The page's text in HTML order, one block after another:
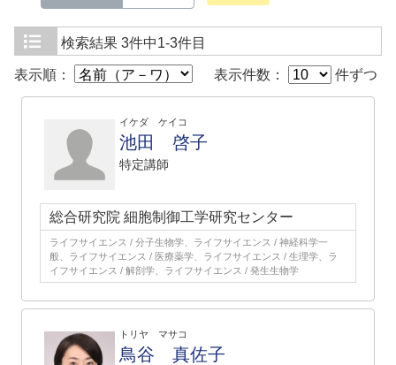
検索結果 3件中1-3件目
表示順： 表示件数： 件ずつ
イケダ ケイコ
池田 啓子
特定講師
総合研究院 細胞制御工学研究センター
ライフサイエンス / 分子生物学、ライフサイエンス / 神経科学一
般、ライフサイエンス / 医療薬学、ライフサイエンス / 生理学、ラ
イフサイエンス / 解剖学、ライフサイエンス / 発生生物学
トリヤ マサコ
鳥谷 真佐子